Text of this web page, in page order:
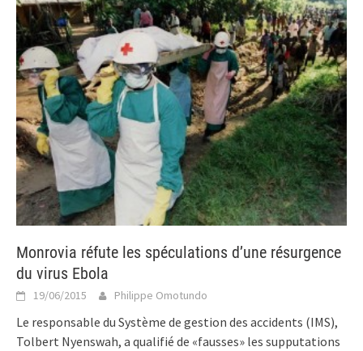
Monrovia réfute les spéculations d’une résurgence
du virus Ebola
19/06/2015 Philippe Omotundo
Le responsable du Système de gestion des accidents (IMS),
Tolbert Nyenswah, a qualifié de «fausses» les supputations